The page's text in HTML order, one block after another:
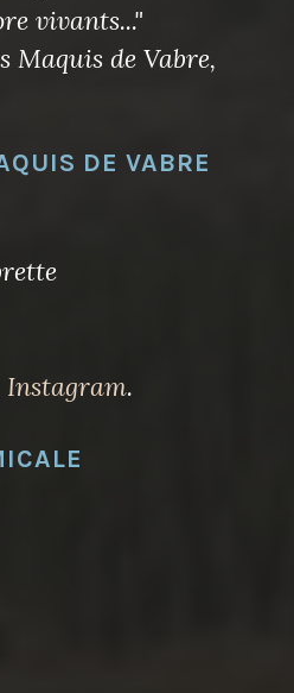
vivants..."
Maquis de Vabre,
DE VABRE
Instagram.